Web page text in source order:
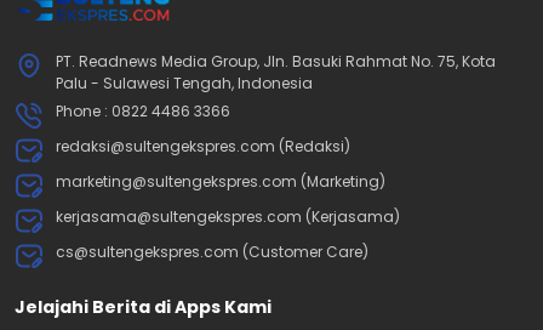
PT. Readnews Media Group, Jln. Basuki Rahmat No. 75, Kota
Palu - Sulawesi Tengah, Indonesia
Phone : 0822 4486 3366
redaksi@sultengekspres.com (Redaksi)
marketing@sultengekspres.com (Marketing)
kerjasama@sultengekspres.com (Kerjasama)
cs@sultengekspres.com (Customer Care)
Jelajahi Berita di Apps Kami